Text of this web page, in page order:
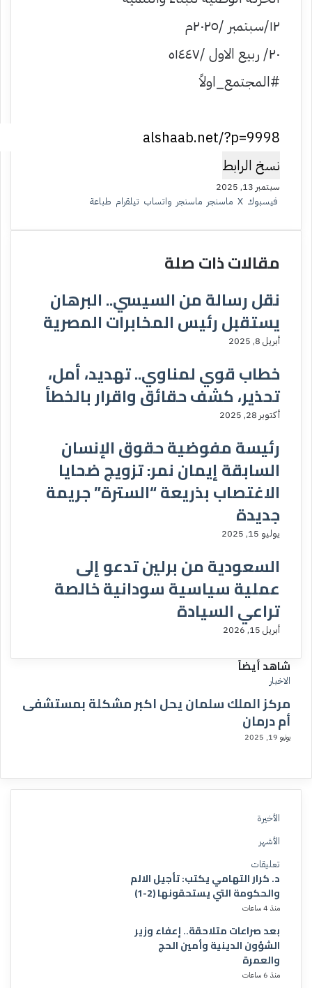
١٢/سبتمبر /٢٠٢٥م
٢٠/ ربيع الاول /١٤٤٧ه
#المجتمع_اولاً
نسخ الرابط
سبتمبر 13, 2025
فيسبوك ‫X ماسنجر ماسنجر واتساب تيلقرام طباعة
مقالات ذات صلة
نقل رسالة من السيسي.. البرهان
يستقبل رئيس المخابرات المصرية
أبريل 8, 2025
خطاب قوي لمناوي.. تهديد، أمل،
تحذير، كشف حقائق واقرار بالخطأ
أكتوبر 28, 2025
رئيسة مفوضية حقوق الإنسان
السابقة إيمان نمر: تزويج ضحايا
الاغتصاب بذريعة “السترة” جريمة
جديدة
يوليو 15, 2025
السعودية من برلين تدعو إلى
عملية سياسية سودانية خالصة
تراعي السيادة
أبريل 15, 2026
شاهد أيضاً
إ
ل
ا
ق
الاخبار
مركز الملك سلمان يحل اكبر مشكلة بمستشفى
أم درمان
يونيو 19, 2025
الأخيرة
الأشهر
تعليقات
د. كرار التهامي يكتب: تأجيل الالم
والحكومة التي يستحقونها (2-1)
منذ 4 ساعات
بعد صراعات متلاحقة.. إعفاء وزير
الشؤون الدينية وأمين الحج
والعمرة
منذ 6 ساعات